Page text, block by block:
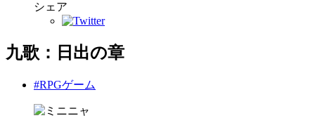
シェア
九歌：日出の章
#RPGゲーム